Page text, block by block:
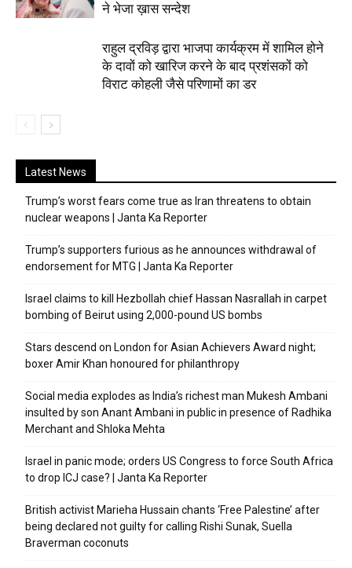
ने भेजा ख़ास सन्देश
राहुल द्रविड़ द्वारा भाजपा कार्यक्रम में शामिल होने
के दावों को खारिज करने के बाद प्रशंसकों को
विराट कोहली जैसे परिणामों का डर
Latest News
Trump’s worst fears come true as Iran threatens to obtain
nuclear weapons | Janta Ka Reporter
Trump’s supporters furious as he announces withdrawal of
endorsement for MTG | Janta Ka Reporter
Israel claims to kill Hezbollah chief Hassan Nasrallah in carpet
bombing of Beirut using 2,000-pound US bombs
Stars descend on London for Asian Achievers Award night;
boxer Amir Khan honoured for philanthropy
Social media explodes as India’s richest man Mukesh Ambani
insulted by son Anant Ambani in public in presence of Radhika
Merchant and Shloka Mehta
Israel in panic mode; orders US Congress to force South Africa
to drop ICJ case? | Janta Ka Reporter
British activist Marieha Hussain chants ‘Free Palestine’ after
being declared not guilty for calling Rishi Sunak, Suella
Braverman coconuts